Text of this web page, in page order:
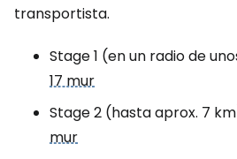
transportista.
Stage 1 (en un radio de
17 mur
Stage 2 (hasta aprox. 7
mur